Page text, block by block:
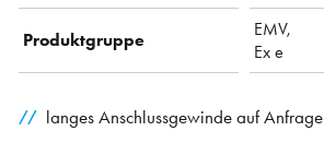
Produktgruppe
EMV,
Ex e
langes Anschlussgewinde auf Anfrage